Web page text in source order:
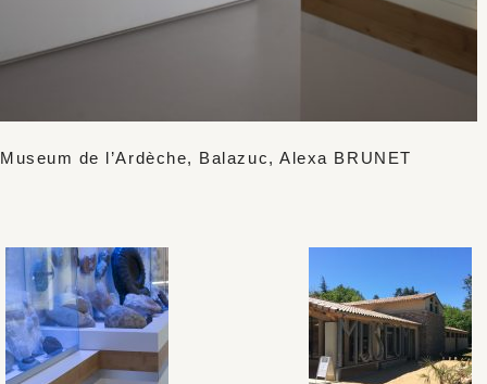
Museum de l’Ardèche, Balazuc, Alexa BRUNET